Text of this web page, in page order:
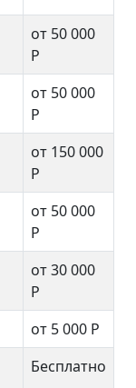
от 50 000
Р
от 50 000
Р
от 150 000
Р
от 50 000
Р
от 30 000
Р
от 5 000 Р
Бесплатно